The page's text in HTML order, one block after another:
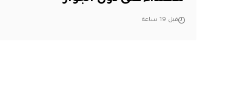
قبل 19 ساعة